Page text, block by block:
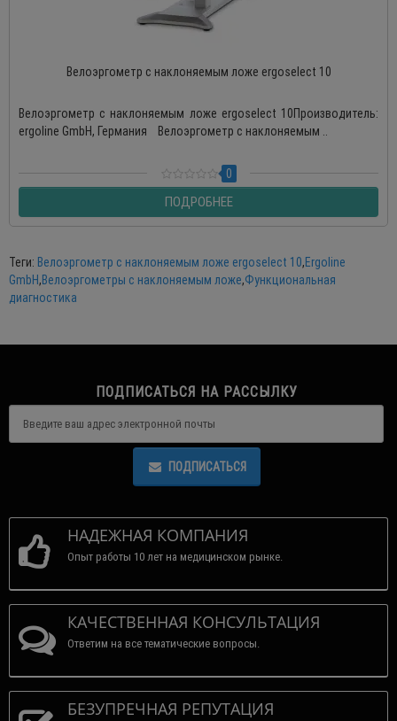
Велоэргометр с наклоняемым ложе ergoselect 10
Велоэргометр с наклоняемым ложе ergoselect 10Производитель:
ergoline GmbH, Германия Велоэргометр с наклоняемым ..
0
ПОДРОБНЕЕ
Теги: Велоэргометр с наклоняемым ложе ergoselect 10,Ergoline
GmbH,Велоэргометры с наклоняемым ложе,Функциональная
диагностика
ПОДПИСАТЬСЯ НА РАССЫЛКУ
ПОДПИСАТЬСЯ
НАДЕЖНАЯ КОМПАНИЯ
Опыт работы 10 лет на медицинском рынке.
КАЧЕСТВЕННАЯ КОНСУЛЬТАЦИЯ
Ответим на все тематические вопросы.
БЕЗУПРЕЧНАЯ РЕПУТАЦИЯ